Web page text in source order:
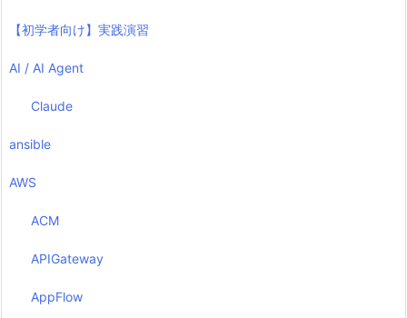
【初学者向け】実践演習
AI / AI Agent
Claude
ansible
AWS
ACM
APIGateway
AppFlow